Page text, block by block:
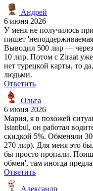
Андрей
6 июня 2026
У меня не получилось
пишет
Выводил 500 лир — через
10 лир. Потом с Ziraat
нет турецкой карты, то
людьми.
Ответить
Ольга
6 июня 2026
Мария, я в похожей
Istanbul, он работал
скидкой 5%. Обменяли
270 лир). Для меня это
бы просто пропали.
обмен', там иногда
Ответить
Александр